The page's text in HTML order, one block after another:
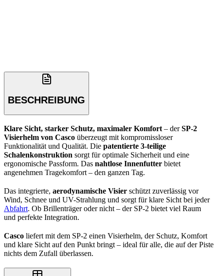
BESCHREIBUNG
Klare Sicht, starker Schutz, maximaler Komfort – derSP-2
Visierhelm von Casco überzeugt mit kompromissloser
Funktionalität und Qualität. Die patentierte 3-teilige
Schalenkonstruktion sorgt für optimale Sicherheit und eine
ergonomische Passform. Das nahtlose Innenfutter bietet
angenehmen Tragekomfort – den ganzen Tag.
Das integrierte, aerodynamische Visier schützt zuverlässig vor
Wind, Schnee und UV-Strahlung und sorgt für klare Sicht bei jeder
Abfahrt. Ob Brillenträger oder nicht – der SP-2 bietet viel Raum
und perfekte Integration.
Casco liefert mit dem SP-2 einen Visierhelm, der Schutz, Komfort
und klare Sicht auf den Punkt bringt – ideal für alle, die auf der Piste
nichts dem Zufall überlassen.